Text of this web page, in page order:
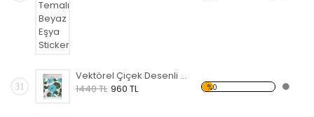
31
Vektörel Çiçek Desenli Temalı Beyaz Eşya Sticker
1440 TL 960 TL %0